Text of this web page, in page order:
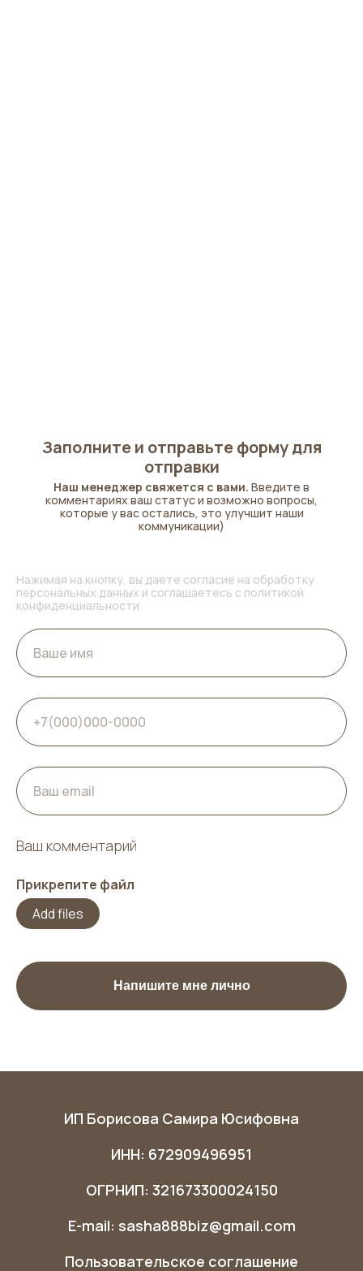
Заполните и отправьте форму для
отправки
Наш менеджер свяжется с вами. Введите в
комментариях ваш статус и возможно вопросы,
которые у вас остались, это улучшит наши
коммуникации)
Нажимая на кнопку, вы даете согласие на обработку
персональных данных и соглашаетесь c политикой
конфиденциальности
Ваш комментарий
Прикрепите файл
Add files
Напишите мне лично
ИП Борисова Самира Юсифовна
ИНН: 672909496951
ОГРНИП: 321673300024150
E-mail: sasha888biz@gmail.com
Пользовательское соглашение